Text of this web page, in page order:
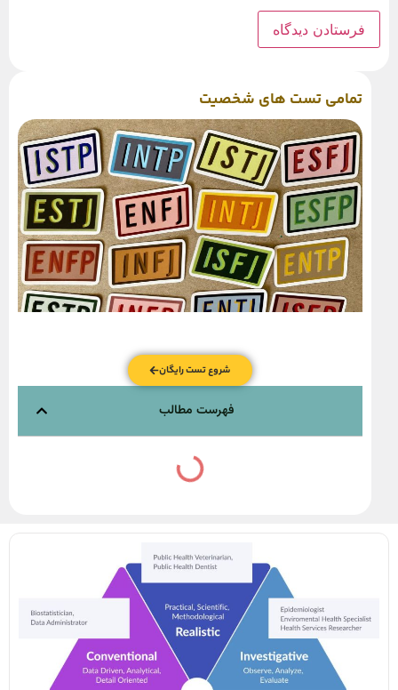
تمامی تست های شخصیت
شروع تست رایگان
فهرست مطالب